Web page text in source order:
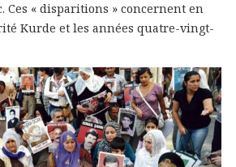
Ces « disparitions » concernent en
Kurde et les années quatre-vingt-